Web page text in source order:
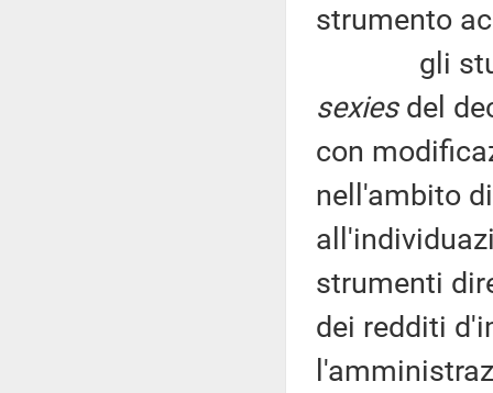
strumento
gli studi
sexiesdel
con
nell'ambito
strumenti
dei redditi